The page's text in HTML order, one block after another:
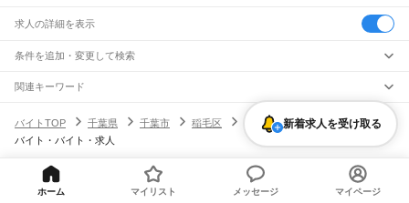
求人の詳細を表示
条件を追加・変更して検索
市区町村を追加・変更
千葉県すべて
千葉市 すべて
銚子市 館山市 野田市 佐倉市東金市
旭市習志野市 勝浦市市原市 八千代市我孫子市 鎌ケ谷市
駅を追加・変更
南流山駅
東松戸駅 船橋法典駅
JR中央・総武線
職種を追加・変更
飲食・フードサービス
飲食・フードサービス
すべて
特徴を追加・変更
関連キーワード
ガチャガチャ
バイトTOP
千葉県 千葉市 稲毛区 穴川駅
扶養内勤務OKのアル
バイト・バイト・求人
新着求人を受け取る
ヘルプ・お問い合わせ サイトマップ 利用規約・プライバシーポリシー
ホーム マイリスト メッセージ マイページ